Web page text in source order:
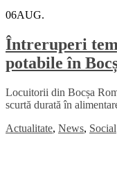
06AUG.
Întreruperi
potabile în
Locuitorii din Bocșa
scurtă durată în
Actualitate, News, Social